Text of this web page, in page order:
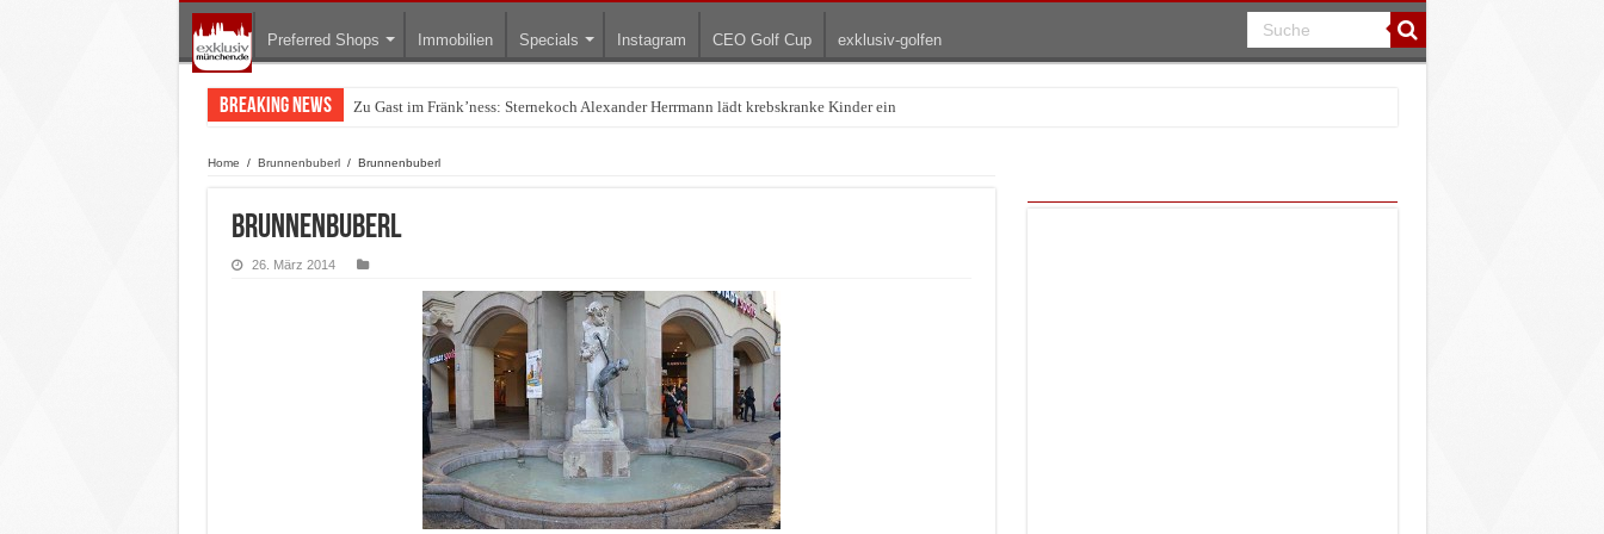
Preferred Shops Immobilien Specials Instagram CEO Golf Cup exklusiv-golfen
Breaking News Zu Gast im Fränk’ness: Sternekoch Alexander Herrmann lädt krebskranke Kinder ein
Warum München gerade zum Treffpunkt der Lingerie-Branche wurde
Home / Brunnenbuberl / Brunnenbuberl
Brunnenbuberl
26. März 2014